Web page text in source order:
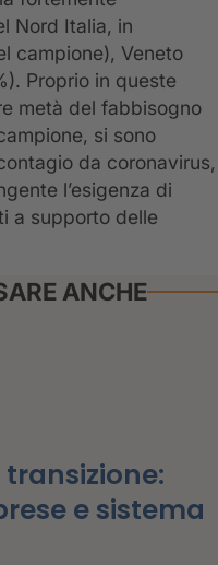
Nord Italia, in
campione), Veneto
Proprio in queste
metà del fabbisogno
si sono
da coronavirus,
l’esigenza di
a supporto delle
ANCHE
transizione:
e sistema